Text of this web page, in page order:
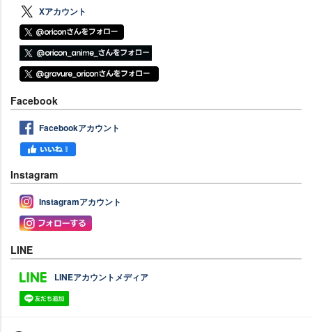
Xアカウント
Facebook
Facebookアカウント
Instagram
Instagramアカウント
LINE
LINEアカウントメディア